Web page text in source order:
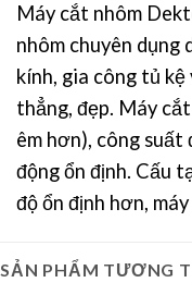
Máy cắt nhôm
nhôm chuyên dụng
kính, gia công tủ
thẳng, đẹp. Máy
êm hơn), công
động ổn định. Cấu
độ ổn định hơn,
SẢN PHẨM TƯƠNG